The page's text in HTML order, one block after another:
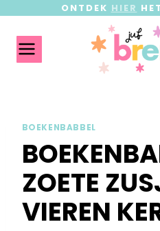
ONTDEK HIER
BOEKENBABBEL
ZOETE
VIEREN